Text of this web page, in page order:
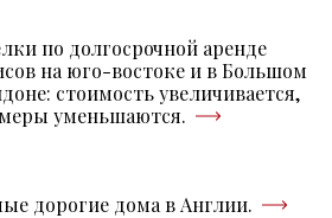
по долгосрочной аренде
на юго-востоке и в Большом
стоимость увеличивается,
уменьшаются.
дорогие дома в Англии.